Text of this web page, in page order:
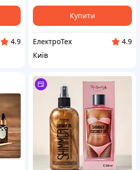
4.9
Купити
ЕлектроТех
4.9
Київ